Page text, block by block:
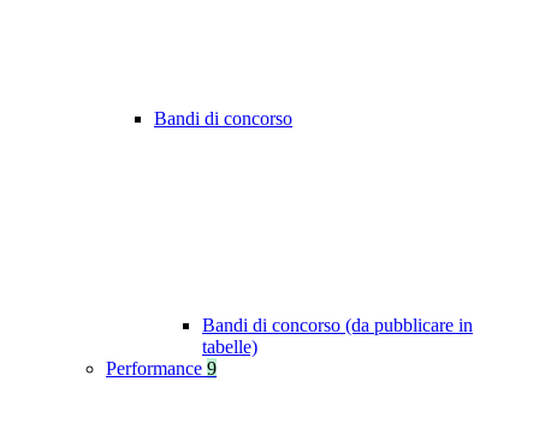
Bandi di concorso
Bandi di concorso (da pubblicare in
tabelle)
Performance 9